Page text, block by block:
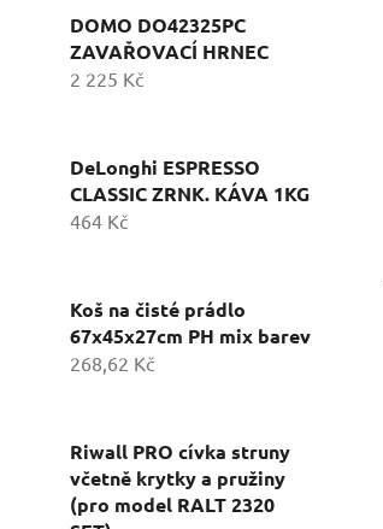
DOMO DO42325PC
ZAVAŘOVACÍ HRNEC
2 225 Kč
DeLonghi ESPRESSO
CLASSIC ZRNK. KÁVA 1KG
464 Kč
Koš na čisté prádlo
67x45x27cm PH mix barev
268,62 Kč
Riwall PRO cívka struny
včetně krytky a pružiny
(pro model RALT 2320